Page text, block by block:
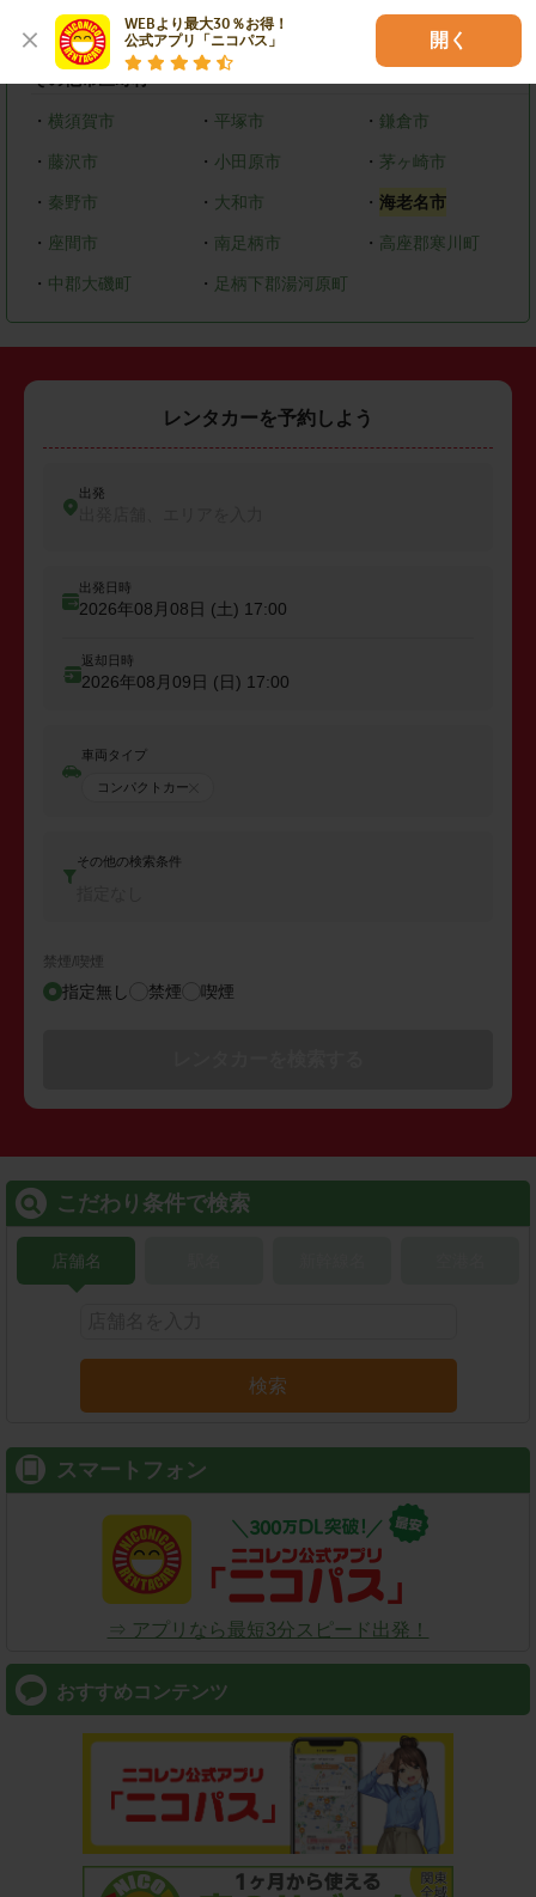
WEBより最大30％お得！
公式アプリ「ニコパス」
開く
緑区 ・中央区 ・
・ 横須賀市 ・ 平塚市 ・ 鎌倉市
・ 藤沢市 ・ 小田原市 ・ 茅ヶ崎市
・ 秦野市 ・ 大和市 ・海老名市
・ 座間市 ・ 南足柄市 ・ 高座郡寒川町
・ 中郡大磯町 ・ 足柄下郡湯河原町
レンタカーを予約しよう
出発
出発日時
2026年08月08日 (土) 17:00
返却日時
2026年08月09日 (日) 17:00
車両タイプ
コンパクトカー
その他の検索条件
禁煙/喫煙
指定無し 禁煙 喫煙
こだわり条件で検索
店舗名
検索
スマートフォン
⇒ アプリなら最短3分スピード出発！
おすすめコンテンツ